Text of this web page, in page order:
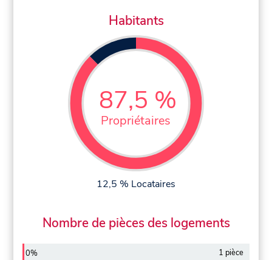
Habitants
87,5 %
Propriétaires
12,5 % Locataires
Nombre de pièces des logements
0% 1 pièce